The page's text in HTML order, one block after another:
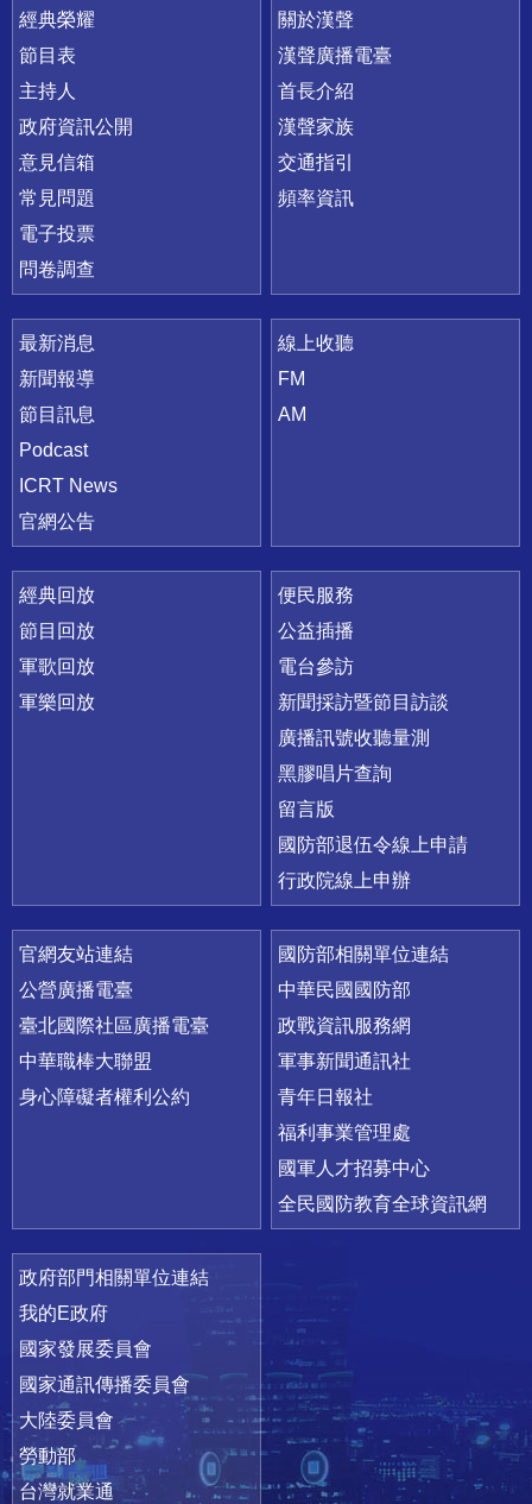
快速連結
經典榮耀
節目表
主持人
政府資訊公開
意見信箱
常見問題
電子投票
問卷調查
關於漢聲
漢聲廣播電臺
首長介紹
漢聲家族
交通指引
頻率資訊
最新消息
新聞報導
節目訊息
Podcast
ICRT News
官網公告
線上收聽
FM
AM
經典回放
節目回放
軍歌回放
軍樂回放
便民服務
公益插播
電台參訪
新聞採訪暨節目訪談
廣播訊號收聽量測
黑膠唱片查詢
留言版
國防部退伍令線上申請
行政院線上申辦
官網友站連結
公營廣播電臺
臺北國際社區廣播電臺
中華職棒大聯盟
身心障礙者權利公約
國防部相關單位連結
中華民國國防部
政戰資訊服務網
軍事新聞通訊社
青年日報社
福利事業管理處
國軍人才招募中心
全民國防教育全球資訊網
政府部門相關單位連結
我的E政府
國家發展委員會
國家通訊傳播委員會
大陸委員會
勞動部
台灣就業通